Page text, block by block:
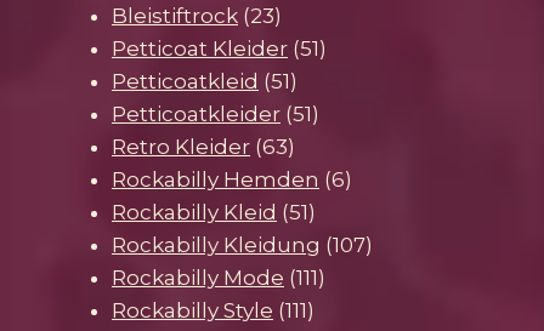
Produkte
Bleistiftrock 2323
Produkte
Petticoat Kleider 5151
Petticoatkleid 5151
Produkte
Petticoatkleider 5151
Retro Kleider 6363
Produkte
Rockabilly Hemden 66
Rockabilly Kleid 5151
Produkte
Rockabilly Kleidung 107107
Rockabilly Mode 111111
Rockabilly Style 111111